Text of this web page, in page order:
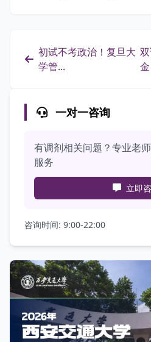
初试不考政治！复旦大
学管...
一对一咨询
有调剂相关问题？专业老
服务
立即
咨询时间: 9:00-22:00